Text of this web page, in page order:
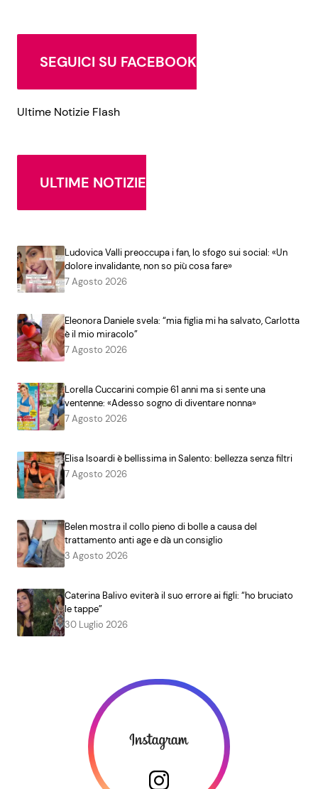
SEGUICI SU FACEBOOK
Ultime Notizie Flash
ULTIME NOTIZIE
Ludovica Valli preoccupa i fan, lo sfogo sui social: «Un
dolore invalidante, non so più cosa fare»
7 Agosto 2026
Eleonora Daniele svela: “mia figlia mi ha salvato, Carlotta
è il mio miracolo”
7 Agosto 2026
Lorella Cuccarini compie 61 anni ma si sente una
ventenne: «Adesso sogno di diventare nonna»
7 Agosto 2026
Elisa Isoardi è bellissima in Salento: bellezza senza filtri
7 Agosto 2026
Belen mostra il collo pieno di bolle a causa del
trattamento anti age e dà un consiglio
3 Agosto 2026
Caterina Balivo eviterà il suo errore ai figli: “ho bruciato
le tappe”
30 Luglio 2026